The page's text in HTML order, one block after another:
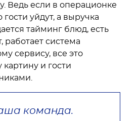
Ведь если в операционке
гости уйдут, а выручка
тайминг блюд, есть
система
сервису, все это
картину и гости
команда.